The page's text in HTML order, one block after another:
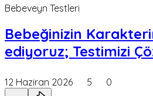
Bebeveyn Testleri
Bebeğinizin
ediyoruz; Testimizi
12 Haziran 2026 5 0